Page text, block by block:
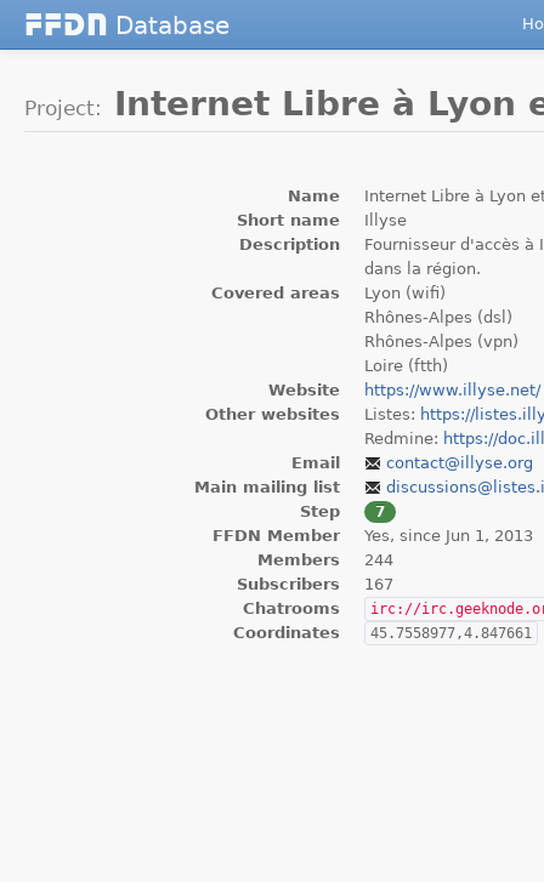
FFD N Database
Project: Internet Libre à Lyon
Name
Internet Libre à Lyon
Short name
Illyse
Description
Fournisseur d'accès à
dans la région.
Covered areas
Lyon (wifi)
Rhônes-Alpes (dsl)
Rhônes-Alpes (vpn)
Loire (ftth)
Website
https://www.illyse.net/
Other websites
Listes: https://
Redmine: https://
Email
contact@illyse.org
Main mailing list
Step
7
FFDN Member
Yes, since Jun 1, 2013
Members
244
Subscribers
167
Chatrooms
irc://
Coordinates 45.7558977,4.847661